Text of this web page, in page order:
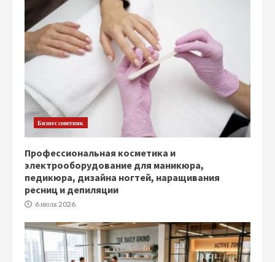
Бизнес советник
Профессиональная косметика и
электрооборудование для маникюра,
педикюра, дизайна ногтей, наращивания
ресниц и депиляции
6 июля 2026